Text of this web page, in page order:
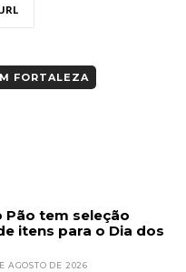
FORTALEZA
Pão tem seleção
itens para o Dia dos
AGOSTO DE 2026